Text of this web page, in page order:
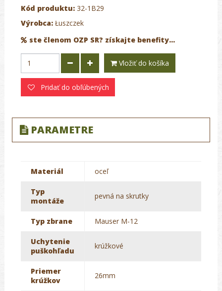
Kód produktu: 32-1B29
Výrobca: Łuszczek
ste členom OZP SR? získajte benefity...
Vložiť do košíka
Pridať do obľúbených
PARAMETRE
Materiál oceľ
Typ
montáže
pevná na skrutky
Typ zbrane Mauser M-12
Uchytenie
puškohľadu
krúžkové
Priemer
krúžkov
26mm